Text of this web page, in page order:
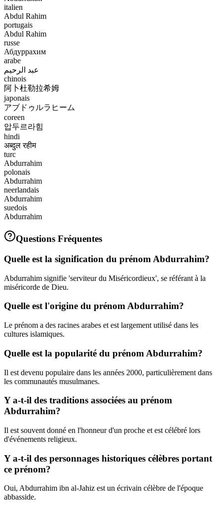
italien
Abdul Rahim
portugais
Abdul Rahim
russe
Абдуррахим
arabe
عبد الرحيم
chinois
阿卜杜勒拉希姆
japonais
アブドゥルラヒーム
coreen
압두르라힘
hindi
अब्दुल रहीम
turc
Abdurrahim
polonais
Abdurrahim
neerlandais
Abdurrahim
suedois
Abdurrahim
Questions Fréquentes
Quelle est la signification du prénom Abdurrahim?
Abdurrahim signifie 'serviteur du Miséricordieux', se référant à la
miséricorde de Dieu.
Quelle est l'origine du prénom Abdurrahim?
Le prénom a des racines arabes et est largement utilisé dans les
cultures islamiques.
Quelle est la popularité du prénom Abdurrahim?
Il est devenu populaire dans les années 2000, particulièrement dans
les communautés musulmanes.
Y a-t-il des traditions associées au prénom
Abdurrahim?
Il est souvent donné en l'honneur d'un proche et est célébré lors
d'événements religieux.
Y a-t-il des personnages historiques célèbres portant
ce prénom?
Oui, Abdurrahim ibn al-Jahiz est un écrivain célèbre de l'époque
abbasside.